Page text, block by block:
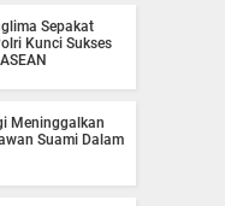
Sepakat
Kunci Sukses
Meninggalkan
Suami Dalam